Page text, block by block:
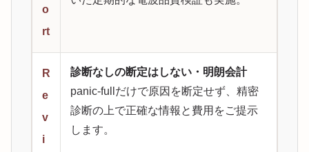
o
rt
R
e
v
i
診断なしの断定はしない・明朗会計
panic-fullだけで原因を断定せず、精密
診断の上で正確な情報と費用をご提示
します。